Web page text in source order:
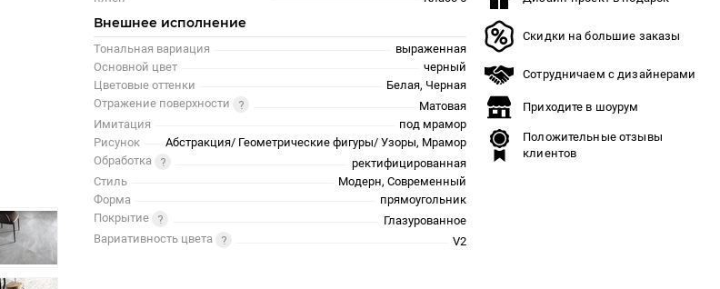
Внешнее исполнение
Тональная вариация
выраженная
Основной цвет
черный
Цветовые оттенки
Белая, Черная
Отражение поверхности
Матовая
Имитация
под мрамор
Рисунок
Абстракция/ Геометрические фигуры/ Узоры, Мрамор
Обработка
ректифицированная
Стиль
Модерн, Современный
Форма
прямоугольник
Покрытие
Глазурованное
Вариативность цвета
V2
Скидки на большие заказы
Сотрудничаем с дизайнерами
Приходите в шоурум
Положительные отзывы
клиентов